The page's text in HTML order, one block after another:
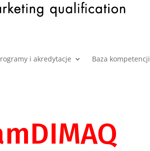
i akredytacje Baza kompetencji